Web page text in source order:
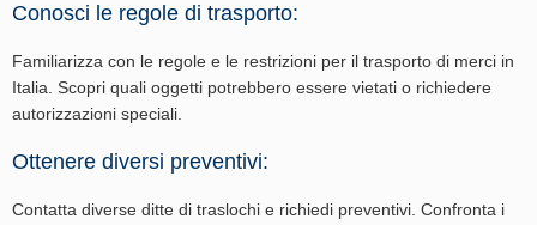
Conosci le regole di trasporto:
Familiarizza con le regole e le restrizioni per il trasporto di merci in
Italia. Scopri quali oggetti potrebbero essere vietati o richiedere
autorizzazioni speciali.
Ottenere diversi preventivi:
Contatta diverse ditte di traslochi e richiedi preventivi. Confronta i